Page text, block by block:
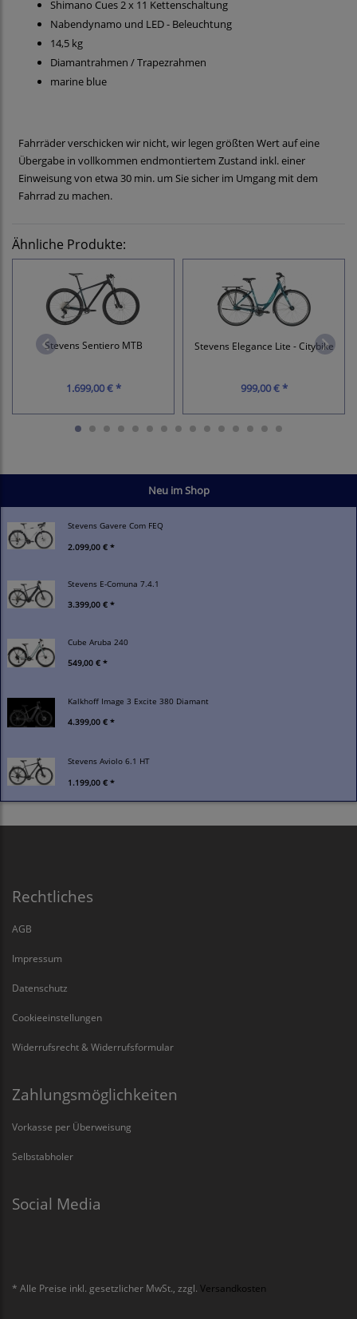
Neu im Shop
Stevens Gavere Com FEQ
2.099,00 € *
Stevens E-Comuna 7.4.1
3.399,00 € *
Cube Aruba 240
549,00 € *
Kalkhoff Image 3 Excite 380 Diamant
4.399,00 € *
Stevens Aviolo 6.1 HT
1.199,00 € *
Shimano Cues 2 x 11 Kettenschaltung
Nabendynamo und LED - Beleuchtung
14,5 kg
Diamantrahmen / Trapezrahmen
marine blue
Fahrräder verschicken wir nicht, wir legen größten Wert auf eine
Übergabe in vollkommen endmontiertem Zustand inkl. einer
Einweisung von etwa 30 min. um Sie sicher im Umgang mit dem
Fahrrad zu machen.
Ähnliche Produkte:
Stevens Sentiero MTB
1.699,00 € *
Stevens Elegance Lite - Citybike
999,00 € *
Rechtliches
AGB
Impressum
Datenschutz
Cookieeinstellungen
Widerrufsrecht & Widerrufsformular
Zahlungsmöglichkeiten
Vorkasse per Überweisung
Selbstabholer
Social Media
* Alle Preise inkl. gesetzlicher MwSt., zzgl. Versandkosten